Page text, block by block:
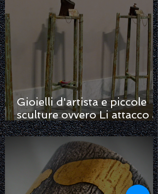
Gioielli d'artista e piccole
sculture ovvero Li attacco al
chiodo...